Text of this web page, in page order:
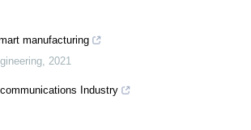
manufacturing
, 2021
Industry